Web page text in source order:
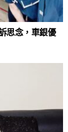
思念，車銀優